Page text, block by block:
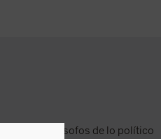
de los filósofos de lo político